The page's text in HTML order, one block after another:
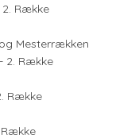
Række
Mesterrækken
2. Række
Række